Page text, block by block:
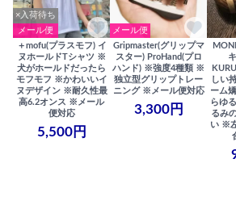
×入荷待ち
メール便
＋mofu(プラスモフ) イ
ヌホールドTシャツ ※
犬がホールドだったら
モフモフ ※かわいいイ
ヌデザイン ※耐久性最
高6.2オンス ※メール
便対応
5,500円
メール便
Gripmaster(グリップマ
スター) ProHand(プロ
ハンド) ※強度4種類 ※
独立型グリップトレー
ニング ※メール便対応
3,300円
しい
ーム
らゆ
るみ
い ※